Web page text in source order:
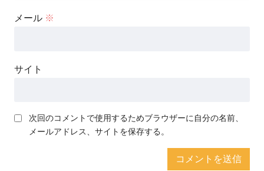
メール ※
サイト
次回のコメントで使用するためブラウザーに自分の名前、
メールアドレス、サイトを保存する。